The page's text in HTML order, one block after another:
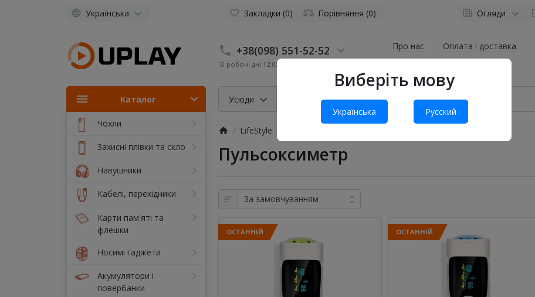
Виберіть мову
Українська Русский
Українська Закладки (0) Порівняння (0) Огляди
+38(098) 551-52-52
В робочі дні 12:00 до 19:00
Усюди
Про нас Оплата і доставка
Каталог
Чохли
Захисні плівки та скло
Навушники
Кабелі, перехідники
Карти пам'яті та
флешки
Носимі гаджети
Акумулятори і
повербанки
LifeStyle
Пульсоксиметр
ОСТАННІЙ ОСТАННІЙ